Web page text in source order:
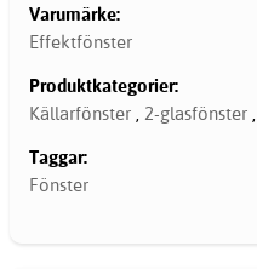
Varumärke:
Effektfönster
Produktkategorier:
Källarfönster , 2-glasfönster ,
Taggar:
Fönster